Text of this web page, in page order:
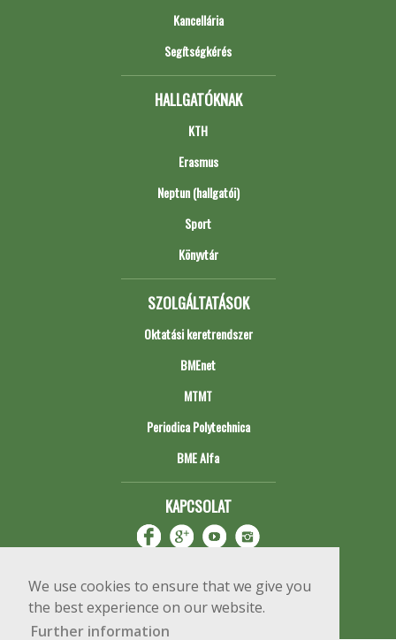
We use cookies to ensure that we give you
the best experience on our website.
Further information
Kancellária
Segítségkérés
HALLGATÓKNAK
KTH
Erasmus
Neptun (hallgatói)
Sport
Könyvtár
SZOLGÁLTATÁSOK
Oktatási keretrendszer
BMEnet
MTMT
Periodica Polytechnica
BME Alfa
KAPCSOLAT